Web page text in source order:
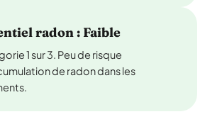
radon : Faible
1 sur 3. Peu de risque
de radon dans les